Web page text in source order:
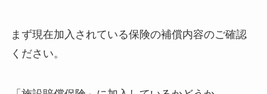
まず現在加入されている保険の補償内容のご確認
ください。